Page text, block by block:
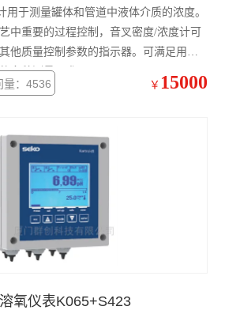
用于测量罐体和管道中液体介质的浓度。
中重要的过程控制，音叉密度/浓度计可
他质量控制参数的指示器。可满足用户
多种测量要求。
量：4536 ￥ 15000
氧仪表K065+S423